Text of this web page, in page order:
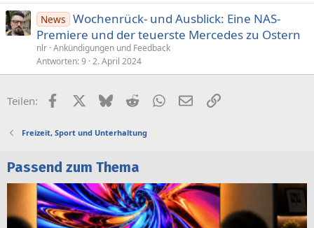
News Wochenrück- und Ausblick: Eine NAS-
Premiere und der teuerste Mercedes zu Ostern
nlr Ankündigungen und Feedback
Antworten 9 2. April 2024
Teilen: FacebookX (Twitter)
BlueskyRedditWhatsApp
E-MailLink
Freizeit, Sport und Unterhaltung
Passend zum Thema